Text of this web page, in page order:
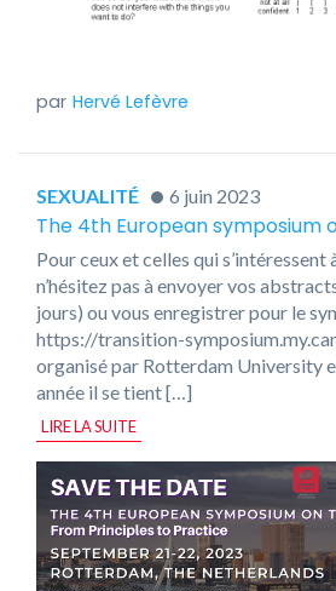
Hervé Lefèvre
SEXUALITÉ 6 juin 2023
The 4th European symposium
Pour ceux et celles qui s’intéressent
n’hésitez pas à envoyer vos
jours) ou vous enregistrer pour le
https://transition-
organisé par Rotterdam University
année il se tient […]
LIRE LA SUITE